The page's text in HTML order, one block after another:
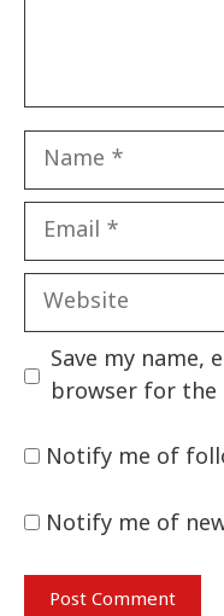
Name
Email
Website
Save my name,
browser for the
Notify me of
Notify me of